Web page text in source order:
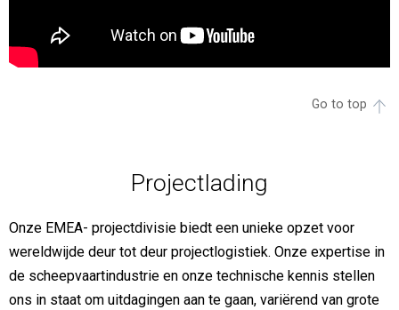
Go to top
Projectlading
Onze EMEA- projectdivisie biedt een unieke opzet voor
wereldwijde deur tot deur projectlogistiek. Onze expertise in
de scheepvaartindustrie en onze technische kennis stellen
ons in staat om uitdagingen aan te gaan, variërend van grote